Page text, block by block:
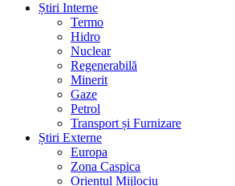
Știri Interne
Termo
Hidro
Nuclear
Regenerabilă
Minerit
Gaze
Petrol
Transport și Furnizare
Știri Externe
Europa
Zona Caspica
Orientul Mijlociu